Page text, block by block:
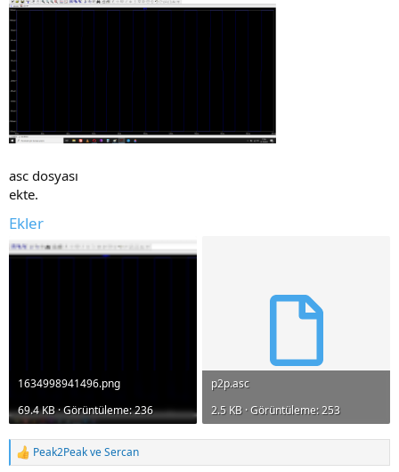
asc dosyası
ekte.
Ekler
1634998941496.png
69.4 KB · Görüntüleme: 236
p2p.asc
2.5 KB · Görüntüleme: 253
R
Peak2PeakveSercan